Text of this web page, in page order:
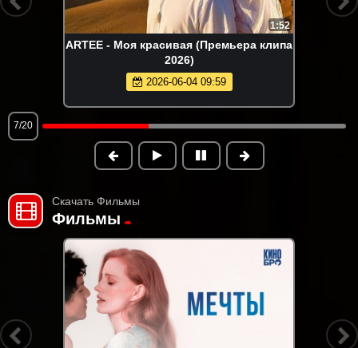
1:52
ARTEE - Моя красивая (Премьера клипа
2026)
2026-06-04 09:59
7/20
Скачать Фильмы
Фильмы